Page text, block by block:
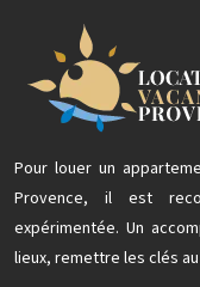
Pour louer un
Provence, il est
expérimentée. Un
lieux, remettre les clés